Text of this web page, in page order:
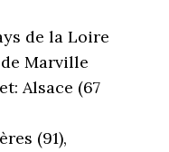
de la Loire
Marville
Alsace (67
(91),